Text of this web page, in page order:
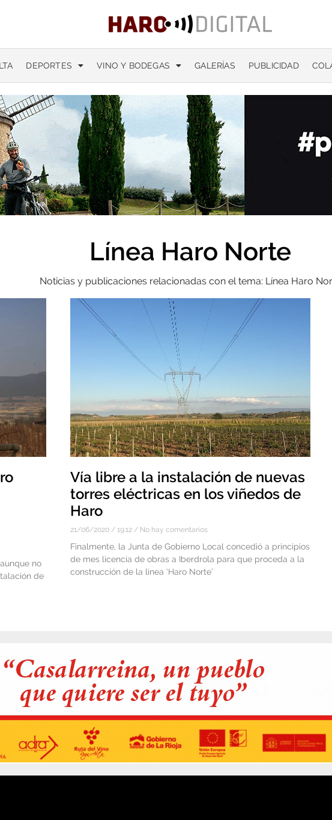
DEPORTES VINO Y BODEGAS GALERÍAS PUBLICIDAD
Línea Haro Norte
Noticias y publicaciones relacionadas con el tema: Línea Haro
no
de
Vía libre a la instalación de nuevas
torres eléctricas en los viñedos de
Haro
21/06/2020 19:12 No hay comentarios
Finalmente, la Junta de Gobierno Local concedió a principios
de mes licencia de obras a Iberdrola para que proceda a la
construcción de la línea ‘Haro Norte’